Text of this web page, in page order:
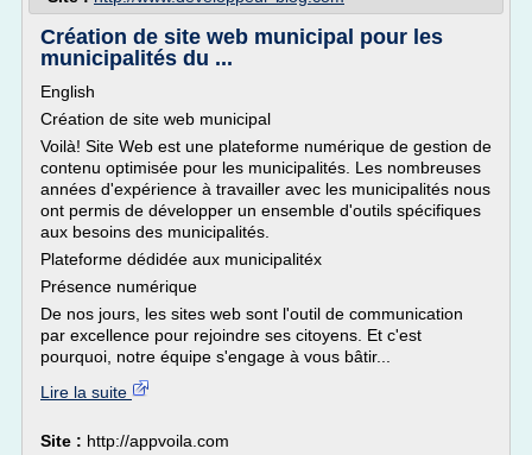
Création de site web municipal pour les
municipalités du ...
English
Création de site web municipal
Voilà! Site Web est une plateforme numérique de gestion de
contenu optimisée pour les municipalités. Les nombreuses
années d'expérience à travailler avec les municipalités nous
ont permis de développer un ensemble d'outils spécifiques
aux besoins des municipalités.
Plateforme dédidée aux municipalitéx
Présence numérique
De nos jours, les sites web sont l'outil de communication
par excellence pour rejoindre ses citoyens. Et c'est
pourquoi, notre équipe s'engage à vous bâtir...
Lire la suite
Site : http://appvoila.com